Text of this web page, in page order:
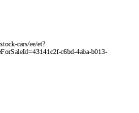
cars/ee/et?
c6bd-4aba-b013-